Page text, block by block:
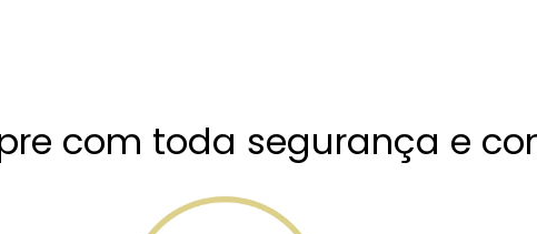
com toda segurança e